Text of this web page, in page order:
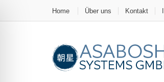
Home Über uns Kontakt